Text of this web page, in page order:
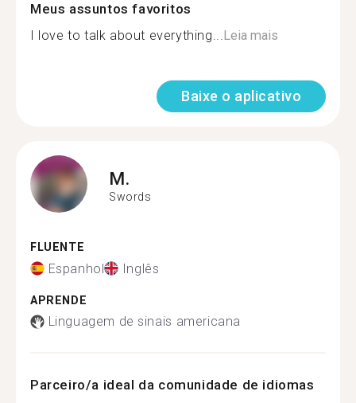
Meus assuntos favoritos
I love to talk about everything...Leia mais
Baixe o aplicativo
M.
Swords
FLUENTE
Espanhol Inglês
APRENDE
Linguagem de sinais americana
Parceiro/a ideal da comunidade de idiomas